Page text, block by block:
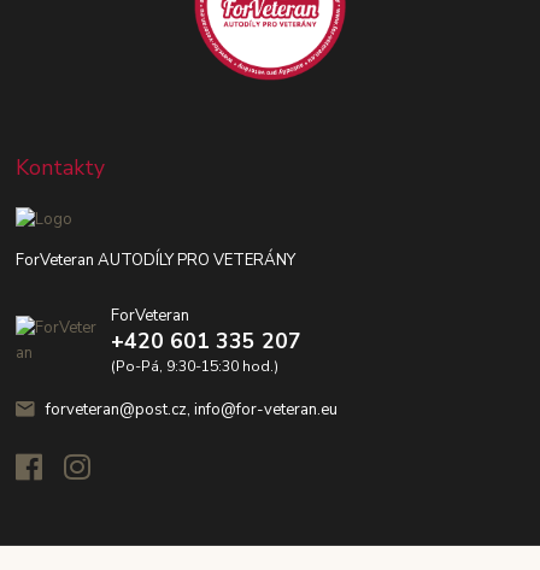
Kontakty
ForVeteran AUTODÍLY PRO VETERÁNY
ForVeteran
+420 601 335 207
(Po-Pá, 9:30-15:30 hod.)
forveteran@post.cz, info@for-veteran.eu